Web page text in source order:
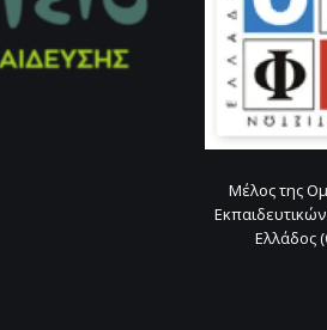
Μέλος της
Ελλάδος